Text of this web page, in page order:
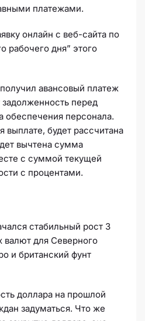
платежами.
онлайн с веб-сайта по
рабочего дня” этого
авансовый платеж
перед
персонала.
будет рассчитана
вычтена сумма
с суммой текущей
с процентами.
стабильный рост 3
для Северного
и британский фунт
доллара на прошлой
задуматься. Что же